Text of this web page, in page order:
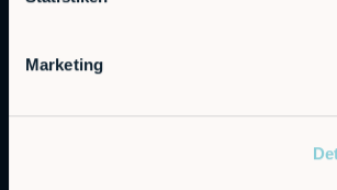
Marketing
Embedded Robotics